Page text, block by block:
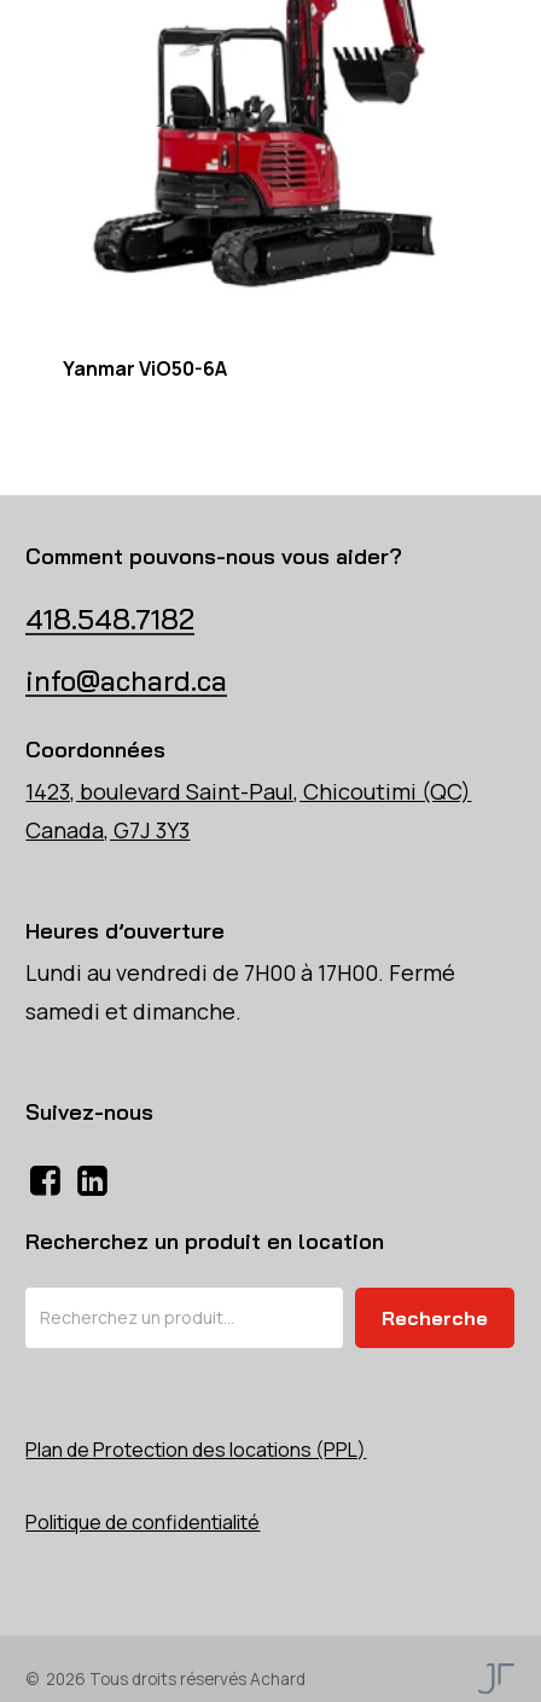
Yanmar ViO50-6A
Comment pouvons-nous vous aider?
418.548.7182
info@achard.ca
Coordonnées
1423, boulevard Saint-Paul, Chicoutimi (QC)
Canada, G7J 3Y3
Heures d’ouverture
Lundi au vendredi de 7H00 à 17H00. Fermé
samedi et dimanche.
Suivez-nous
Recherchez un produit en location
Recherche
Plan de Protection des locations (PPL)
Politique de confidentialité
© 2026 Tous droits réservés Achard